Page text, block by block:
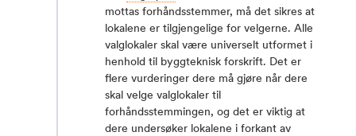
mottas forhåndsstemmer, må det sikres at
lokalene er tilgjengelige for velgerne. Alle
valglokaler skal være universelt utformet i
henhold til byggteknisk forskrift. Det er
flere vurderinger dere må gjøre når dere
skal velge valglokaler til
forhåndsstemmingen, og det er viktig at
dere undersøker lokalene i forkant av